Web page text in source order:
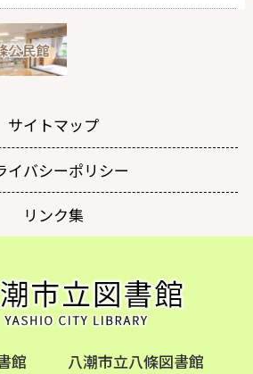
サイトマップ
イバシーポリシー
リンク集
館 八潮市立八條図書館